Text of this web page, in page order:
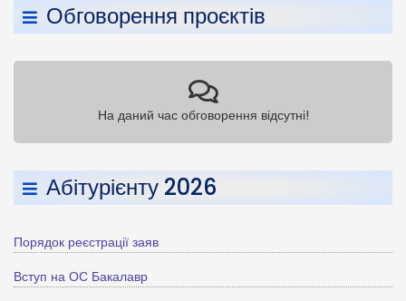
Обговорення проєктів
На даний час обговорення відсутні!
Абітурієнту 2026
Порядок реєстрації заяв
Вступ на ОС Бакалавр